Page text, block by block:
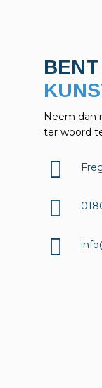
Neem dan
ter woord